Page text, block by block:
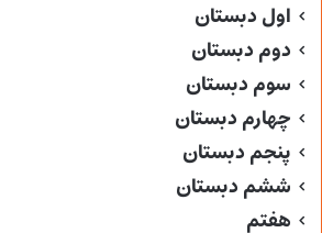
اول دبستان
دوم دبستان
سوم دبستان
چهارم دبستان
پنجم دبستان
ششم دبستان
هفتم